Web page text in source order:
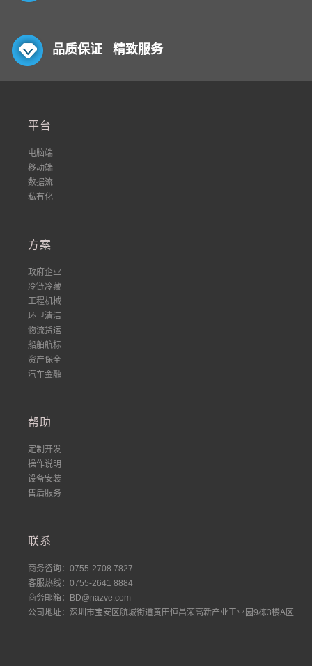
品质保证 精致服务
平台
电脑端
移动端
数据流
私有化
方案
政府企业
冷链冷藏
工程机械
环卫清洁
物流货运
船舶航标
资产保全
汽车金融
帮助
定制开发
操作说明
设备安装
售后服务
联系
商务咨询：0755-2708 7827
客服热线：0755-2641 8884
商务邮箱：BD@nazve.com
公司地址：深圳市宝安区航城街道黄田恒昌荣高新产业工业园9栋3楼A区